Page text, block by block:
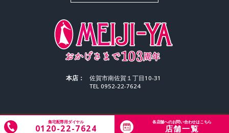
本店：
佐賀市南佐賀１丁目10-31
TEL 0952-22-7624
Copyright © 2026 MEIJIYA CLEANING All Rights Reserved.
集宅配専用ダイヤル
0120-22-7624
各店舗へのお問い合わせはこちら
店舗一覧